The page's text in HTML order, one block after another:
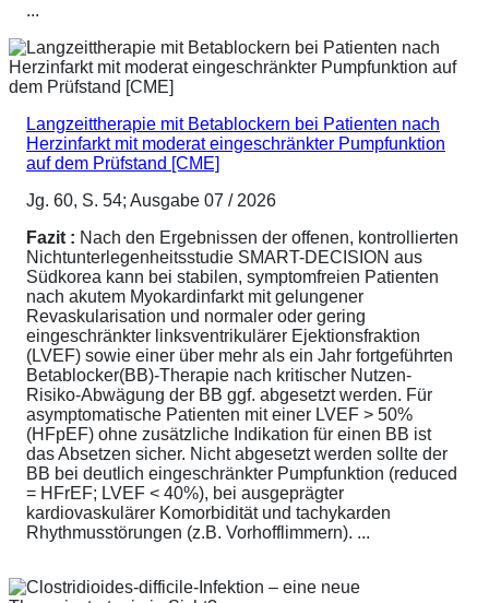
...
Langzeittherapie mit Betablockern bei Patienten nach
Herzinfarkt mit moderat eingeschränkter Pumpfunktion
auf dem Prüfstand [CME]
Jg. 60, S. 54; Ausgabe 07 / 2026
Fazit : Nach den Ergebnissen der offenen, kontrollierten
Nichtunterlegenheitsstudie SMART-DECISION aus
Südkorea kann bei stabilen, symptomfreien Patienten
nach akutem Myokardinfarkt mit gelungener
Revaskularisation und normaler oder gering
eingeschränkter linksventrikulärer Ejektionsfraktion
(LVEF) sowie einer über mehr als ein Jahr fortgeführten
Betablocker(BB)-Therapie nach kritischer Nutzen-
Risiko-Abwägung der BB ggf. abgesetzt werden. Für
asymptomatische Patienten mit einer LVEF > 50%
(HFpEF) ohne zusätzliche Indikation für einen BB ist
das Absetzen sicher. Nicht abgesetzt werden sollte der
BB bei deutlich eingeschränkter Pumpfunktion (reduced
= HFrEF; LVEF < 40%), bei ausgeprägter
kardiovaskulärer Komorbidität und tachykarden
Rhythmusstörungen (z.B. Vorhofflimmern). ...